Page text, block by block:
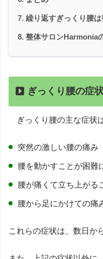
繰り返すぎっくり腰
整体サロンHarmonia
ぎっくり腰の症
ぎっくり腰の主な症状
突然の激しい腰の痛み
腰を動かすことが困難
腰が痛くて立ち上がる
腰から足にかけての痛
これらの症状は、数日か